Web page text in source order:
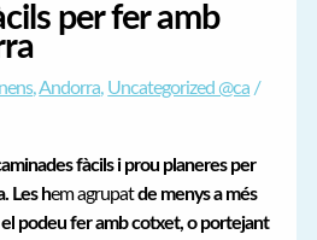
per fer amb
,Andorra, Uncategorized @ca /
fàcils i prou planeres per
Les hem agrupatde menys a més
podeu fer amb cotxet, o portejant